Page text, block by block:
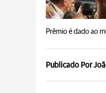
Prêmio é dado ao
Publicado Por